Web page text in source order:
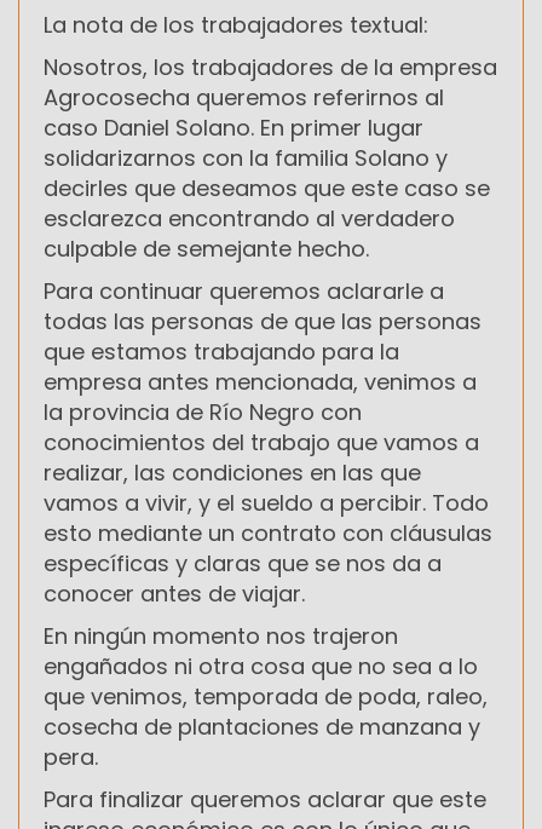
La nota de los trabajadores textual:
Nosotros, los trabajadores de la empresa
Agrocosecha queremos referirnos al
caso Daniel Solano. En primer lugar
solidarizarnos con la familia Solano y
decirles que deseamos que este caso se
esclarezca encontrando al verdadero
culpable de semejante hecho.
Para continuar queremos aclararle a
todas las personas de que las personas
que estamos trabajando para la
empresa antes mencionada, venimos a
la provincia de Río Negro con
conocimientos del trabajo que vamos a
realizar, las condiciones en las que
vamos a vivir, y el sueldo a percibir. Todo
esto mediante un contrato con cláusulas
específicas y claras que se nos da a
conocer antes de viajar.
En ningún momento nos trajeron
engañados ni otra cosa que no sea a lo
que venimos, temporada de poda, raleo,
cosecha de plantaciones de manzana y
pera.
Para finalizar queremos aclarar que este